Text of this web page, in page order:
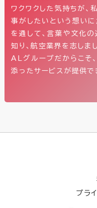
ワクワクした気持ちが、
事がしたいという想いに
を通して、言葉や文化
知り、航空業界を志しま
ALグループだからこそ
添ったサービスが提供で
プラ